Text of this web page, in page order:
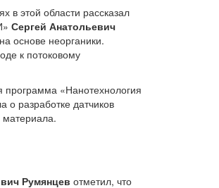
в этой области рассказал
Сергей Анатольевич
основе неорганики.
к потоковому
«Нанотехнология
о разработке датчиков
материала.
Румянцев отметил, что